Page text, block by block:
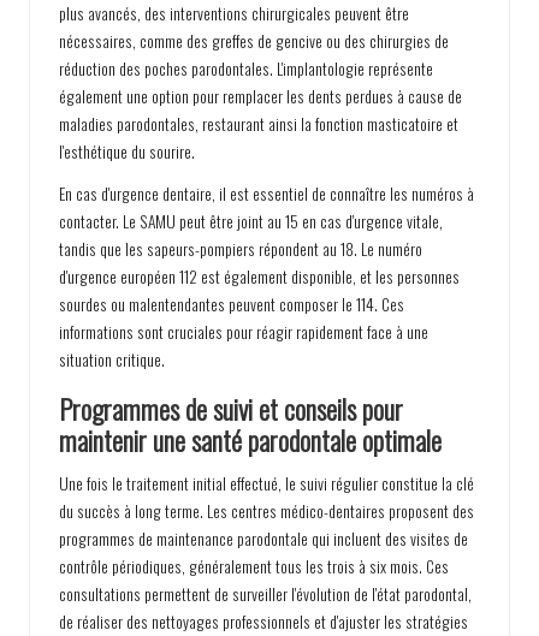
plus avancés, des interventions chirurgicales peuvent être
nécessaires, comme des greffes de gencive ou des chirurgies de
réduction des poches parodontales. L'implantologie représente
également une option pour remplacer les dents perdues à cause de
maladies parodontales, restaurant ainsi la fonction masticatoire et
l'esthétique du sourire.
En cas d'urgence dentaire, il est essentiel de connaître les numéros à
contacter. Le SAMU peut être joint au 15 en cas d'urgence vitale,
tandis que les sapeurs-pompiers répondent au 18. Le numéro
d'urgence européen 112 est également disponible, et les personnes
sourdes ou malentendantes peuvent composer le 114. Ces
informations sont cruciales pour réagir rapidement face à une
situation critique.
Programmes de suivi et conseils pour
maintenir une santé parodontale optimale
Une fois le traitement initial effectué, le suivi régulier constitue la clé
du succès à long terme. Les centres médico-dentaires proposent des
programmes de maintenance parodontale qui incluent des visites de
contrôle périodiques, généralement tous les trois à six mois. Ces
consultations permettent de surveiller l'évolution de l'état parodontal,
de réaliser des nettoyages professionnels et d'ajuster les stratégies